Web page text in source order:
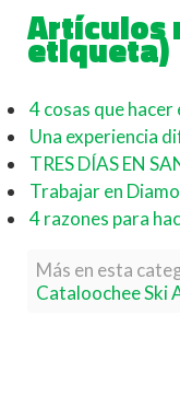
Artículos
etiqueta)
4 cosas que
Una experiencia
TRES DÍAS EN
Trabajar en
4 razones para
Más en esta
Cataloochee Ski